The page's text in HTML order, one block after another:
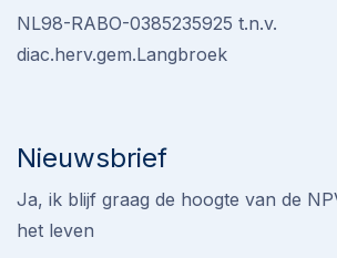
NL98-RABO-0385235925 t.n.v.
diac.herv.gem.Langbroek
Nieuwsbrief
Ja, ik blijf graag de hoogte van de
het leven